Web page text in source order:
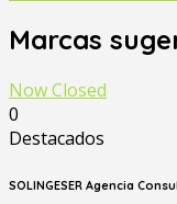
Marcas
Now Closed
0
Destacados
SOLINGESER Agencia